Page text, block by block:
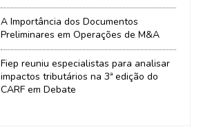
A Importância dos Documentos
Preliminares em Operações de M&A
Fiep reuniu especialistas para analisar
impactos tributários na 3ª edição do
CARF em Debate